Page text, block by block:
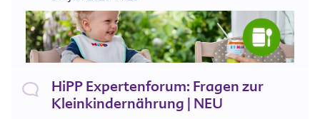
HiPP Expertenforum: Fragen zur
Kleinkindernährung | NEU